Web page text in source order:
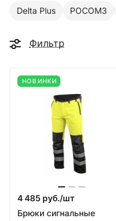
Delta Plus
РОСОМЗ
Фильтр
НОВИНКИ
4 485 руб./шт
Брюки сигнальные